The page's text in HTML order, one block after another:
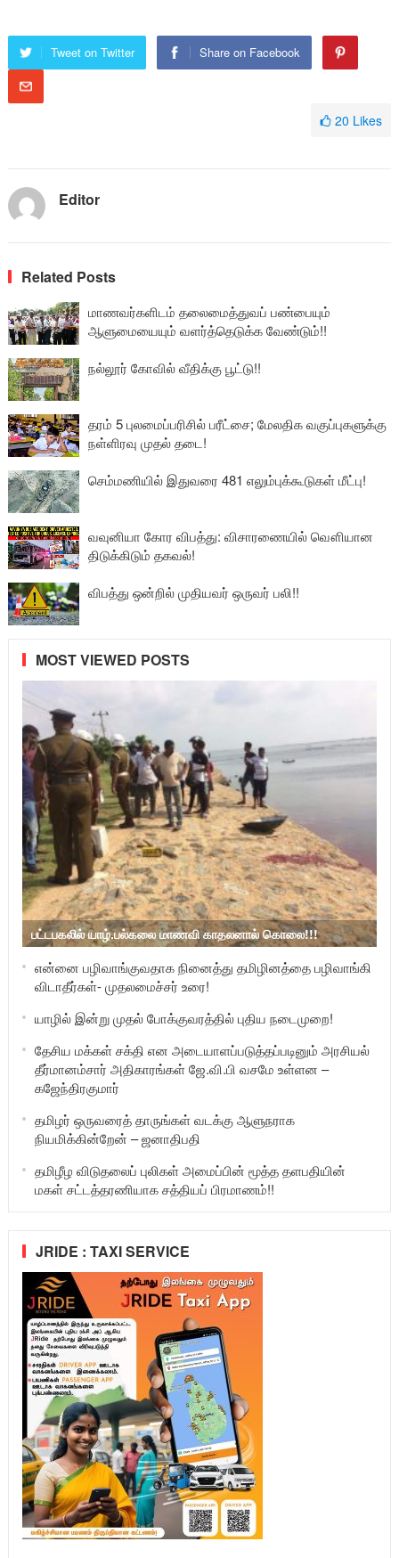
Tweet on Twitter Share on Facebook
20 Likes
Editor
Related Posts
மாணவர்களிடம் தலைமைத்துவப் பண்பையும்
ஆளுமையையும் வளர்த்தெடுக்க வேண்டும்!!
நல்லூர் கோவில் வீதிக்கு பூட்டு!!
தரம் 5 புலமைப்பரிசில் பரீட்சை; மேலதிக வகுப்புகளுக்கு
நள்ளிரவு முதல் தடை!
செம்மணியில் இதுவரை 481 எலும்புக்கூடுகள் மீட்பு!
வவுனியா கோர விபத்து: விசாரணையில் வௌியான
திடுக்கிடும் தகவல்!
விபத்து ஒன்றில் முதியவர் ஒருவர் பலி!!
MOST VIEWED POSTS
பட்டபகலில் யாழ்.பல்கலை மாணவி காதலனால் கொலை!!!
என்னை பழிவாங்குவதாக நினைத்து தமிழினத்தை பழிவாங்கி
விடாதீர்கள்- முதலமைச்சர் உரை!
யாழில் இன்று முதல் போக்குவரத்தில் புதிய நடைமுறை!
தேசிய மக்கள் சக்தி என அடையாளப்படுத்தப்படினும் அரசியல்
தீர்மானம்சார் அதிகாரங்கள் ஜே.வி.பி வசமே உள்ளன –
கஜேந்திரகுமார்
தமிழர் ஒருவரைத் தாருங்கள் வடக்கு ஆளுநராக
நியமிக்கின்றேன் – ஜனாதிபதி
தமிழீழ விடுதலைப் புலிகள் அமைப்பின் மூத்த தளபதியின்
மகள் சட்டத்தரணியாக சத்தியப் பிரமாணம்!!
JRIDE : TAXI SERVICE